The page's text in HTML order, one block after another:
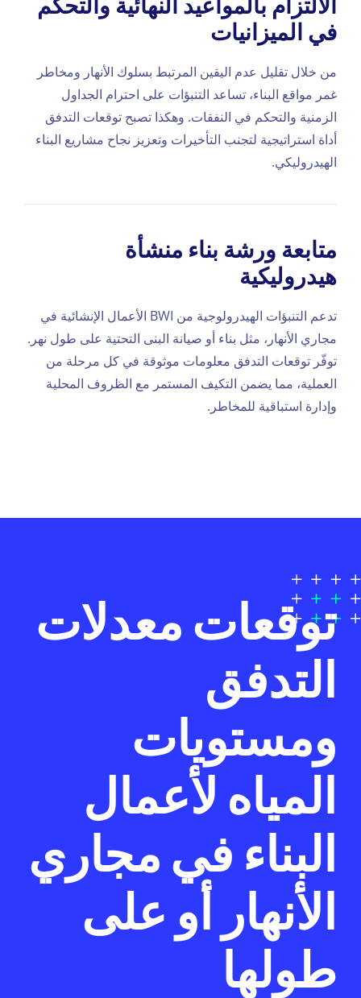
في الميزانيات
من خلال تقليل عدم اليقين المرتبط بسلوك الأنهار ومخاطر
غمر مواقع البناء، تساعد التنبؤات على احترام الجداول
الزمنية والتحكم في النفقات. وهكذا تصبح توقعات التدفق
أداة استراتيجية لتجنب التأخيرات وتعزيز نجاح مشاريع البناء
الهيدروليكي.
متابعة ورشة بناء منشأة
هيدروليكية
تدعم التنبؤات الهيدرولوجية من BWI الأعمال الإنشائية في
مجاري الأنهار، مثل بناء أو صيانة البنى التحتية على طول نهر.
توفّر توقعات التدفق معلومات موثوقة في كل مرحلة من
العملية، مما يضمن التكيف المستمر مع الظروف المحلية
وإدارة استباقية للمخاطر.
توقعات معدلات
التدفق
ومستويات
المياه لأعمال
البناء في مجاري
الأنهار أو على
طولها